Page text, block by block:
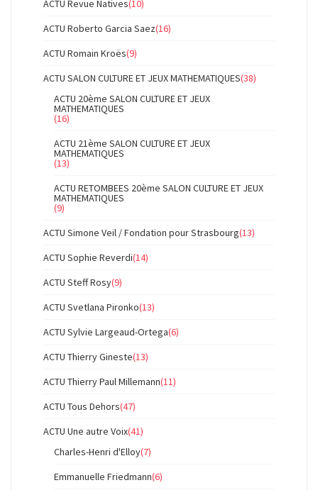
ACTU Revue Natives(10)
ACTU Roberto Garcia Saez(16)
ACTU Romain Kroës(9)
ACTU SALON CULTURE ET JEUX MATHEMATIQUES(38)
ACTU 20ème SALON CULTURE ET JEUX
MATHEMATIQUES
(16)
ACTU 21ème SALON CULTURE ET JEUX
MATHEMATIQUES
(13)
ACTU RETOMBEES 20ème SALON CULTURE ET JEUX
MATHEMATIQUES
(9)
ACTU Simone Veil / Fondation pour Strasbourg(13)
ACTU Sophie Reverdi(14)
ACTU Steff Rosy(9)
ACTU Svetlana Pironko(13)
ACTU Sylvie Largeaud-Ortega(6)
ACTU Thierry Gineste(13)
ACTU Thierry Paul Millemann(11)
ACTU Tous Dehors(47)
ACTU Une autre Voix(41)
Charles-Henri d'Elloy(7)
Emmanuelle Friedmann(6)